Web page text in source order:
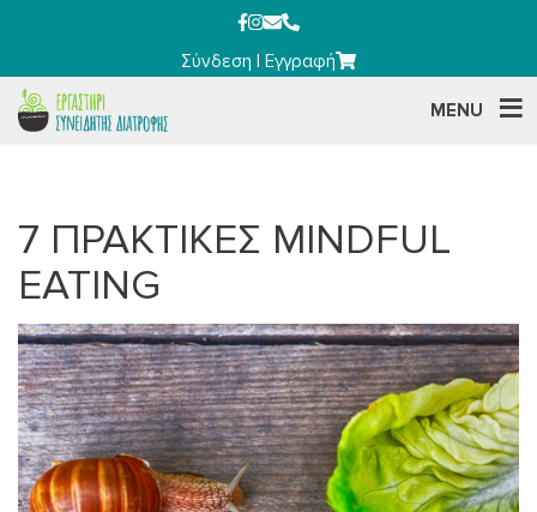
Σύνδεση |Εγγραφή
MENU
7 ΠΡΑΚΤΙΚΕΣ MINDFUL
EATING